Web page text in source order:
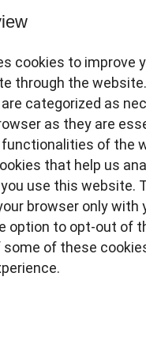
cookies to improve
through the
categorized as
as they are
of the
that help us
use this website.
browser only with
option to opt-out of
some of these